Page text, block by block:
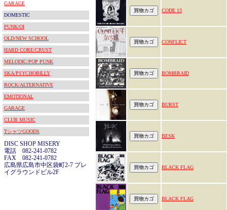
GARAGE
DOMESTIC
PUNK/OI
OLD/NEW SCHOOL
HARD CORE/CRUST
MELODIC/POP PUNK
SKA/PSYCHOBILLY
ROCK/ALTERNATIVE
EMOTIONAL
GARAGE
CLUB MUSIC
TシャツGOODS
DISC SHOP MISERY
電話 082-241-0782
FAX 082-241-0782
広島県広島市中区袋町2-7 プレ
イグラウンドビル2F
CODE 13
CONFLICT
BOMBRAID
BURST
BESK
BLACK FLAG
BLACK FLAG